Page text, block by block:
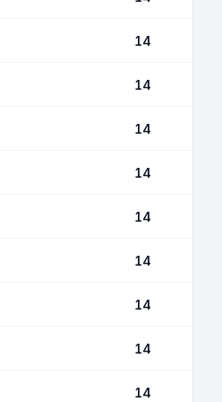
14
14
14
14
14
14
14
14
14